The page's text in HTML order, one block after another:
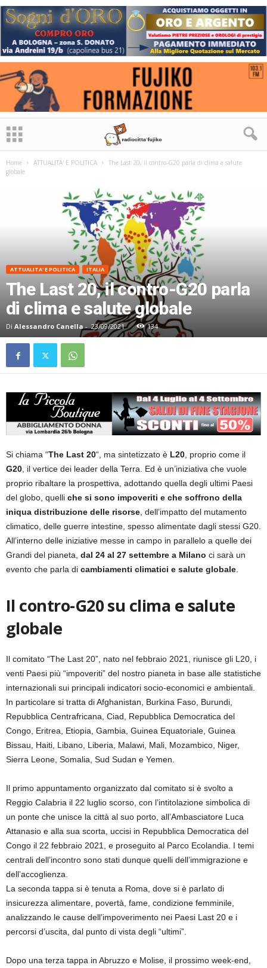
Home ATTUALITA' E POLITICA
The Last 20, il contro-G20 parla di clima e salute
globale
ATTUALITA' E POLITICA ITALIA
The Last 20, il contro-G20 parla
di clima e salute globale
Di Alessandro Canella- 23/09/2021 134
Si chiama “The Last 20“, ma sintetizzato è L20, proprio come il
G20, il vertice dei leader della Terra. Ed è un’iniziativa che vuole
proprio ribaltare la prospettiva, adottando quella degli ultimi Paesi
del globo, quelli che si sono impoveriti e che soffrono della
iniqua distribuzione delle risorse, dell’impatto del mutamento
climatico, delle guerre intestine, spesso alimentate dagli stessi G20.
All’interno delle iniziative messe in campo in parallelo a quelle dei
Grandi del pianeta, dal 24 al 27 settembre a Milano ci sarà un
evento che parla di cambiamenti climatici e salute globale.
Il contro-G20 su clima e salute
globale
Il comitato “The Last 20”, nato nel febbraio 2021, riunisce gli L20, i
venti Paesi più “impoveriti” del nostro pianeta in base alle statistiche
internazionali sui principali indicatori socio-economici e ambientali.
In particolare si tratta di Afghanistan, Burkina Faso, Burundi,
Repubblica Centrafricana, Ciad, Repubblica Democratica del
Congo, Eritrea, Etiopia, Gambia, Guinea Equatoriale, Guinea
Bissau, Haiti, Libano, Liberia, Malawi, Mali, Mozambico, Niger,
Sierra Leone, Somalia, Sud Sudan e Yemen.
Il primo appuntamento organizzato dal comitato si è svolto a
Reggio Calabria il 22 luglio scorso, con l’intitolazione simbolica di
un ponte che unisce la città al suo porto, all’Ambasciatore Luca
Attanasio e alla sua scorta, uccisi in Repubblica Democratica del
Congo il 22 febbraio 2021, e proseguito al Parco Ecolandia. I temi
centrali dell’incontro sono stati dunque quelli dell’immigrazione e
dell’accoglienza.
La seconda tappa si è tenuta a Roma, dove si è parlato di
insicurezza alimentare, povertà, fame, condizione femminile,
analizzando le cause dell’impoverimento nei Paesi Last 20 e i
percorsi d’uscita, dal punto di vista degli “ultimi”.
Dopo una terza tappa in Abruzzo e Molise, il prossimo week-end,